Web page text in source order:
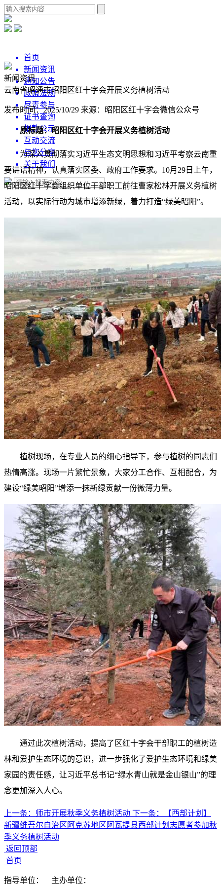
首页
新闻资讯
通知公告
政策法规
尽责参与
证书查询
捐款公示
互动交流
与您分享
关于我们
新闻资讯
云南省昭通市昭阳区红十字会开展义务植树活动
发布时间：2025/10/29 来源：昭阳区红十字会微信公众号
原标题：昭阳区红十字会开展义务植树活动
为深入贯彻落实习近平生态文明思想和习近平考察云南重
要讲话精神，认真落实区委、政府工作要求。10月29日上午，
昭阳区红十字会组织单位干部职工前往曹家松林开展义务植树
活动，以实际行动为城市增添新绿，着力打造“绿美昭阳”。
植树现场，在专业人员的细心指导下，参与植树的同志们
热情高涨。现场一片繁忙景象，大家分工合作、互相配合，为
建设“绿美昭阳”增添一抹新绿贡献一份微薄力量。
通过此次植树活动，提高了区红十字会干部职工的植树造
林和爱护生态环境的意识，进一步强化了爱护生态环境和绿美
家园的责任感，让习近平总书记“绿水青山就是金山银山”的理
念更加深入人心。
上一条： 师市开展秋季义务植树活动 下一条：
【西部计划】
新疆维吾尔自治区阿克苏地区阿瓦提县西部计划志愿者参加秋
季义务植树活动
返回顶部
首页
指导单位： 主办单位：